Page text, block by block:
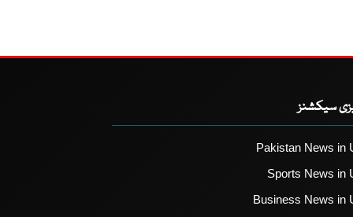
سیکشنز
Pakistan News in
Sports News in
Business News in